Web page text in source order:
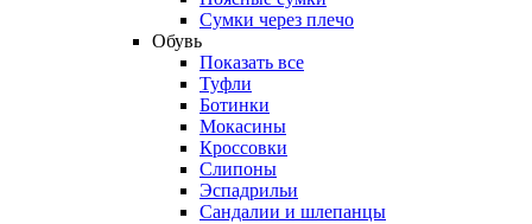
Сумки через плечо
Обувь
Показать все
Туфли
Ботинки
Мокасины
Кроссовки
Слипоны
Эспадрильи
Сандалии и шлепанцы